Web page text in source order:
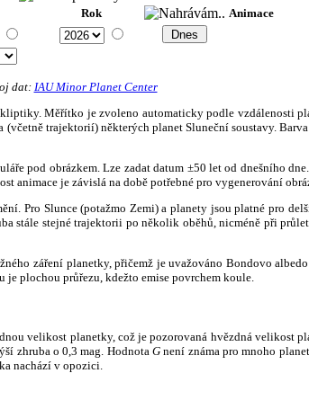
Rok Animace
dat: IAU Minor Planet Center
Měřítko je zvoleno automaticky podle vzdálenosti
trajektorií) některých planet Sluneční soustavy.
pod obrázkem. Lze zadat datum ±50 let od dnešního
animace je závislá na době potřebné pro vygenerování
Pro Slunce (potažmo Zemi) a planety jsou platné pro
stále stejné trajektorii po několik oběhů, nicméně při
záření planetky, přičemž je uvažováno Bondovo albedo
plochou průřezu, kdežto emise povrchem koule.
velikost planetky, což je pozorovaná hvězdná velikost
zhruba o 0,3 mag. HodnotaG není známa pro mnoho
nachází v opozici.